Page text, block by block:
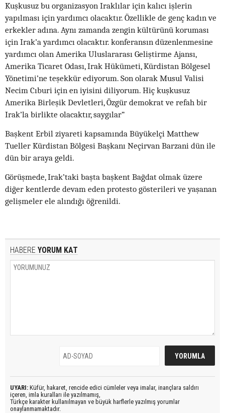
Kuşkusuz bu organizasyon Iraklılar için kalıcı işlerin
yapılması için yardımcı olacaktır. Özellikle de genç kadın ve
erkekler adına. Aynı zamanda zengin kültürünü koruması
için Irak’a yardımcı olacaktır. konferansın düzenlenmesine
yardımcı olan Amerika Uluslararası Geliştirme Ajansı,
Amerika Ticaret Odası, Irak Hükümeti, Kürdistan Bölgesel
Yönetimi’ne teşekkür ediyorum. Son olarak Musul Valisi
Necim Cıburi için en iyisini diliyorum. Hiç kuşkusuz
Amerika Birleşik Devletleri, Özgür demokrat ve refah bir
Irak’la birlikte olacaktır, saygılar”
Başkent Erbil ziyareti kapsamında Büyükelçi Matthew
Tueller Kürdistan Bölgesi Başkanı Neçirvan Barzani dün ile
dün bir araya geldi.
Görüşmede, Irak’taki başta başkent Bağdat olmak üzere
diğer kentlerde devam eden protesto gösterileri ve yaşanan
gelişmeler ele alındığı öğrenildi.
HABERE YORUM KAT
UYARI: Küfür, hakaret, rencide edici cümleler veya imalar, inançlara saldırı
içeren, imla kuralları ile yazılmamış,
Türkçe karakter kullanılmayan ve büyük harflerle yazılmış yorumlar
onaylanmamaktadır.